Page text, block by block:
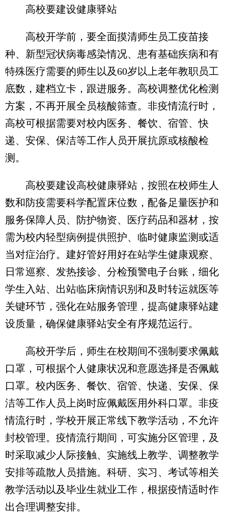
高校要建设健康驿站
高校开学前，要全面摸清师生员工疫苗接
种、新型冠状病毒感染情况、患有基础疾病和有
特殊医疗需要的师生以及60岁以上老年教职员工
底数，建档立卡，跟进服务。高校调整优化检测
方案，不再开展全员核酸筛查。非疫情流行时，
高校可根据需要对校内医务、餐饮、宿管、快
递、安保、保洁等工作人员开展抗原或核酸检
测。
高校要建设高校健康驿站，按照在校师生人
数和防疫需要科学配置床位数，配备足量医护和
服务保障人员、防护物资、医疗药品和器材，按
需为校内轻型病例提供照护、临时健康监测或适
当对症治疗。建好管好用好在站学生健康观察、
日常巡察、发热接诊、分检预警电子台账，细化
学生入站、出站临床病情识别和及时转运就医等
关键环节，强化在站服务管理，提高健康驿站建
设质量，确保健康驿站安全有序规范运行。
高校开学后，师生在校期间不强制要求佩戴
口罩，可根据个人健康状况和意愿选择是否佩戴
口罩。校内医务、餐饮、宿管、快递、安保、保
洁等工作人员上岗时应佩戴医用外科口罩。非疫
情流行时，学校开展正常线下教学活动，不允许
封校管理。疫情流行期间，可实施分区管理，及
时采取减少人际接触、实施线上教学、调整教学
安排等疏散人员措施。科研、实习、考试等相关
教学活动以及毕业生就业工作，根据疫情适时作
出合理调整安排。